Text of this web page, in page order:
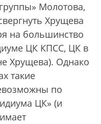
Молотова,
Хрущева
на большинство
ЦК КПСС, ЦК в
Хрущева). Однако
такие
по
ЦК» (и